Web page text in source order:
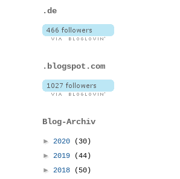
.de
.blogspot.com
Blog-Archiv
► 2020
(30)
► 2019
(44)
► 2018
(50)